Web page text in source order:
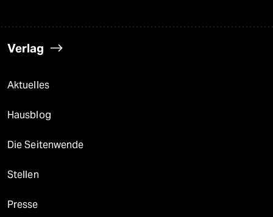
Verlag
Aktuelles
Hausblog
Die Seitenwende
Stellen
Presse